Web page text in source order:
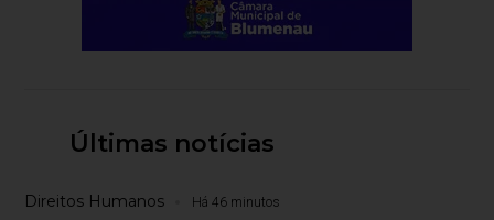
Últimas notícias
Direitos Humanos Há 46 minutos